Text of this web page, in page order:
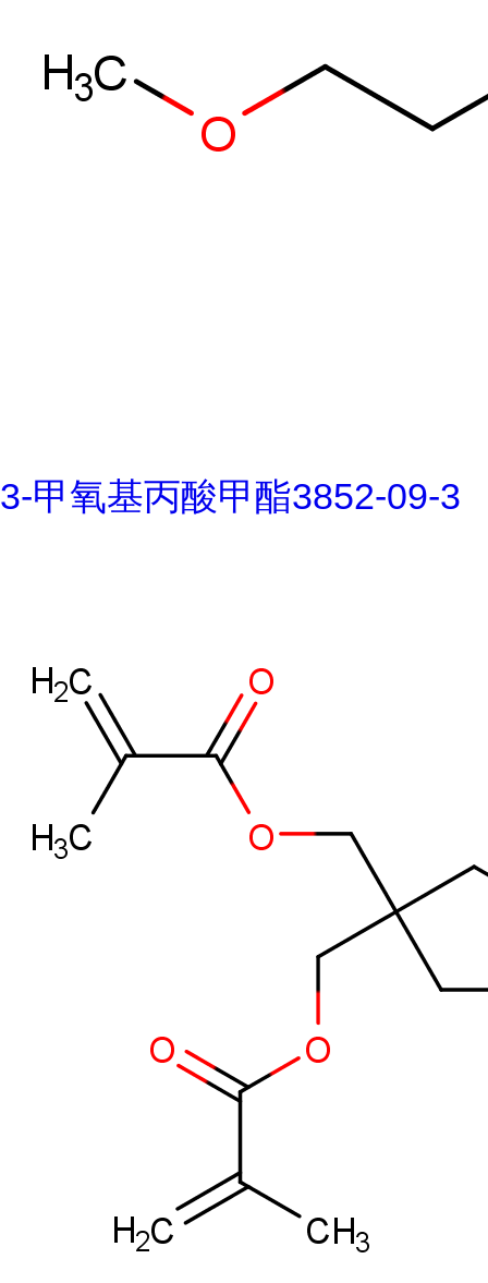
3-甲氧基丙酸甲酯3852-09-3